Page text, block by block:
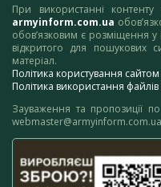
При використанні
armyinform.com.ua
обов’язковим є розміщення
відкритого для пошукових
матеріал.
Політика користування
Політика використання
Зауваження та пропозиції
webmaster@armyinform.com.ua